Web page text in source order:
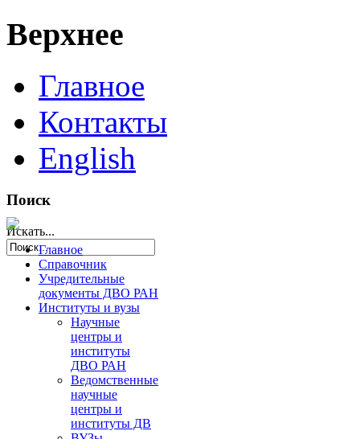
Верхнее
Главное
Контакты
English
Поиск
Искать...
Главное
Справочник
Учредительные
документы ДВО РАН
Институты и вузы
Научные
центры и
институты
ДВО РАН
Ведомственные
научные
центры и
институты ДВ